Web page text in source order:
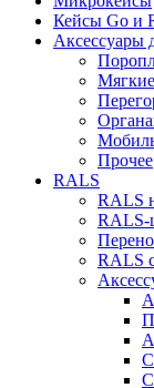
Кейсы Go и
Аксессуары
Прочее
RALS
RALS
RALS-
RALS